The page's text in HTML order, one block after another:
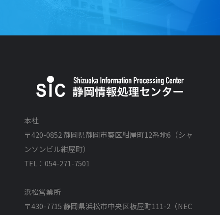
本社
〒420-0852 静岡県静岡市葵区紺屋町12番地6（シャ
ンソンビル紺屋町）
TEL：054-271-7501
浜松営業所
〒430-7715 静岡県浜松市中央区板屋町111-2（NEC